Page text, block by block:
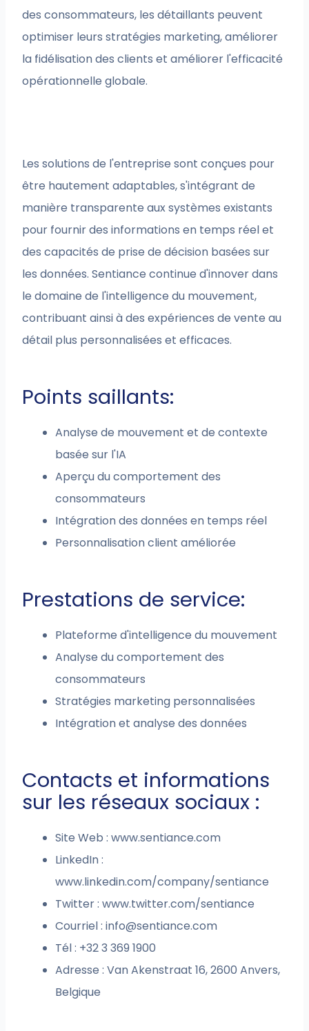
des consommateurs, les détaillants peuvent
optimiser leurs stratégies marketing, améliorer
la fidélisation des clients et améliorer l'efficacité
opérationnelle globale.
Les solutions de l'entreprise sont conçues pour
être hautement adaptables, s'intégrant de
manière transparente aux systèmes existants
pour fournir des informations en temps réel et
des capacités de prise de décision basées sur
les données. Sentiance continue d'innover dans
le domaine de l'intelligence du mouvement,
contribuant ainsi à des expériences de vente au
détail plus personnalisées et efficaces.
Points saillants:
Analyse de mouvement et de contexte
basée sur l'IA
Aperçu du comportement des
consommateurs
Intégration des données en temps réel
Personnalisation client améliorée
Prestations de service:
Plateforme d'intelligence du mouvement
Analyse du comportement des
consommateurs
Stratégies marketing personnalisées
Intégration et analyse des données
Contacts et informations
sur les réseaux sociaux :
Site Web : www.sentiance.com
LinkedIn :
www.linkedin.com/company/sentiance
Twitter : www.twitter.com/sentiance
Courriel :info@sentiance.com
Tél : +32 3 369 1900
Adresse : Van Akenstraat 16, 2600 Anvers,
Belgique